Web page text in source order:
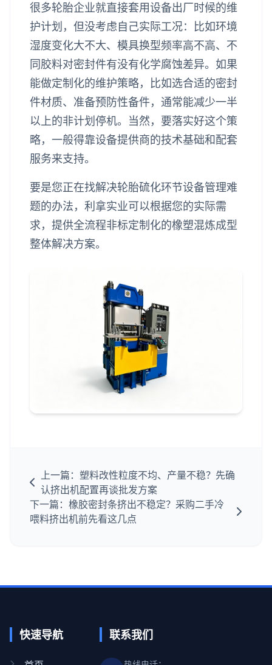
很多轮胎企业就直接套用设备出厂时候的维
护计划，但没考虑自己实际工况：比如环境
湿度变化大不大、模具换型频率高不高、不
同胶料对密封件有没有化学腐蚀差异。如果
能做定制化的维护策略，比如选合适的密封
件材质、准备预防性备件，通常能减少一半
以上的非计划停机。当然，要落实好这个策
略，一般得靠设备提供商的技术基础和配套
服务来支持。
要是您正在找解决轮胎硫化环节设备管理难
题的办法，利拿实业可以根据您的实际需
求，提供全流程非标定制化的橡塑混炼成型
整体解决方案。
上一篇：塑料改性粒度不均、产量不稳？先确
认挤出机配置再谈批发方案
下一篇：橡胶密封条挤出不稳定？采购二手冷
喂料挤出机前先看这几点
快速导航 联系我们